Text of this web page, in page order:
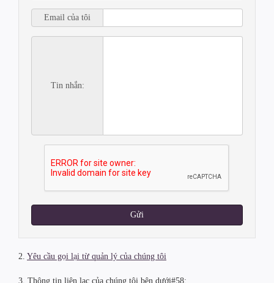
Email của tôi
Tin nhắn:
Gửi
2. Yêu cầu gọi lại từ quản lý của chúng tôi
3. Thông tin liên lạc của chúng tôi bên dưới#58;